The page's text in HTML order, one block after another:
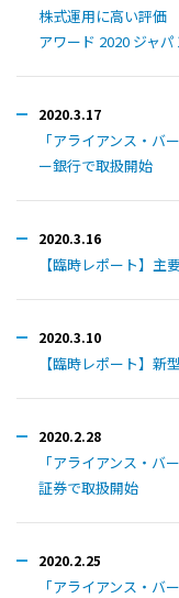
株式運用に高い評価
アワード 2020 ジャ
2020.3.17
「アライアンス・
ー銀行で取扱開始
2020.3.16
【臨時レポート】主
2020.3.10
【臨時レポート】新
2020.2.28
「アライアンス・
証券で取扱開始
2020.2.25
「アライアンス・